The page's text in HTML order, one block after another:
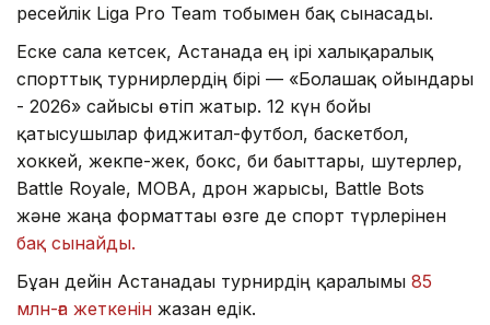
ресейлік Liga Pro Team тобымен бақ сынасады.
Еске сала кетсек, Астанада ең ірі халықаралық
спорттық турнирлердің бірі — «Болашақ ойындары
- 2026» сайысы өтіп жатыр. 12 күн бойы
қатысушылар фиджитал-футбол, баскетбол,
хоккей, жекпе-жек, бокс, би бағыттары, шутерлер,
Battle Royale, MOBA, дрон жарысы, Battle Bots
және жаңа форматтағы өзге де спорт түрлерінен
бақ сынайды.
Бұған дейін Астанадағы турнирдің қаралымы 85
млн-ға жеткенін жазған едік.